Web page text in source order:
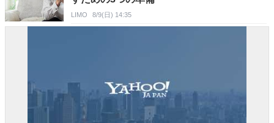
LIMO 8/9(日) 14:35